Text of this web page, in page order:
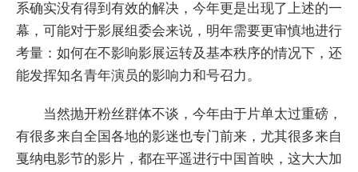
系确实没有得到有效的解决，今年更是出现了上述的一
幕，可能对于影展组委会来说，明年需要更审慎地进行
考量：如何在不影响影展运转及基本秩序的情况下，还
能发挥知名青年演员的影响力和号召力。
当然抛开粉丝群体不谈，今年由于片单太过重磅，
有很多来自全国各地的影迷也专门前来，尤其很多来自
戛纳电影节的影片，都在平遥进行中国首映，这大大加